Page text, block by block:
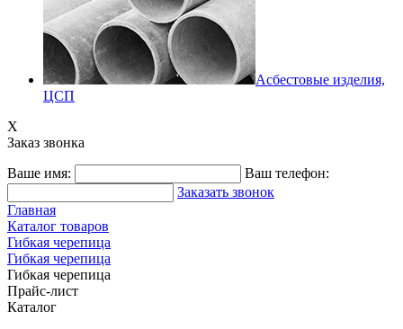
Асбестовые изделия,
ЦСП
X
Заказ звонка
Ваше имя:
Ваш телефон:
Заказать звонок
Главная
Каталог товаров
Гибкая черепица
Гибкая черепица
Гибкая черепица
Прайс-лист
Каталог